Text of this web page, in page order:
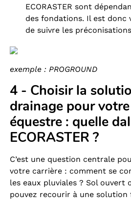
ECORASTER sont
des fondations. Il est donc
de suivre les
exemple : PROGROUND
4 - Choisir la
drainage pour
équestre : quelle
ECORASTER ?
C’est une question centrale
votre carrière : comment se
les eaux pluviales ? Sol ouvert
pouvez recourir à une solution